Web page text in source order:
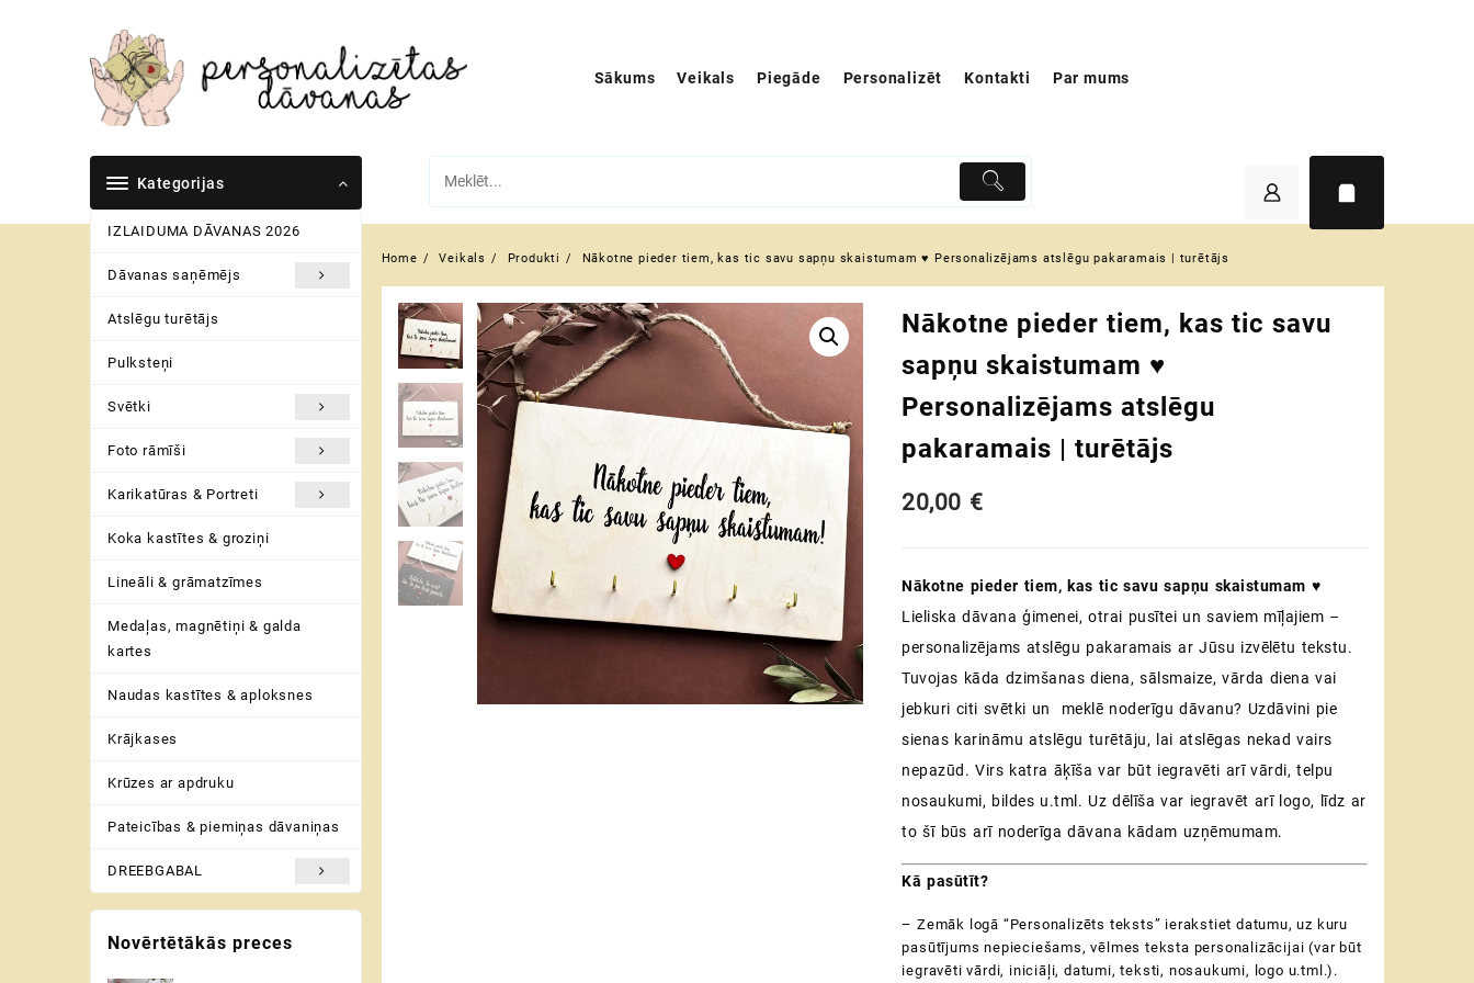
Sākums Veikals Piegāde Personalizēt Kontakti Par mums
Kategorijas
IZLAIDUMA DĀVANAS 2026
Dāvanas saņēmējs
Atslēgu turētājs
Pulksteņi
Svētki
Foto rāmīši
Karikatūras & Portreti
Koka kastītes & groziņi
Lineāli & grāmatzīmes
Medaļas, magnētiņi & galda
kartes
Naudas kastītes & aploksnes
Krājkases
Krūzes ar apdruku
Pateicības & piemiņas dāvaniņas
DREEBGABAL
Home Veikals Produkti Nākotne pieder tiem, kas tic savu sapņu skaistumam ♥ Personalizējams atslēgu pakaramais | turētājs
Nākotne pieder tiem, kas tic savu
sapņu skaistumam ♥
Personalizējams atslēgu
pakaramais | turētājs
20,00 €
Nākotne pieder tiem, kas tic savu sapņu skaistumam ♥
Lieliska dāvana ģimenei, otrai pusītei un saviem mīļajiem –
personalizējams atslēgu pakaramais ar Jūsu izvēlētu tekstu.
Tuvojas kāda dzimšanas diena, sālsmaize, vārda diena vai
jebkuri citi svētki un meklē noderīgu dāvanu? Uzdāvini pie
sienas karināmu atslēgu turētāju, lai atslēgas nekad vairs
nepazūd. Virs katra āķīša var būt iegravēti arī vārdi, telpu
nosaukumi, bildes u.tml. Uz dēlīša var iegravēt arī logo, līdz ar
to šī būs arī noderīga dāvana kādam uzņēmumam.
Kā pasūtīt?
– Zemāk logā “Personalizēts teksts” ierakstiet datumu, uz kuru
pasūtījums nepieciešams, vēlmes teksta personalizācijai (var būt
iegravēti vārdi, iniciāļi, datumi, teksti, nosaukumi, logo u.tml.).
Novērtētākās preces